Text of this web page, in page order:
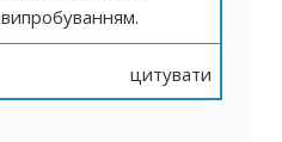
випробуванням.
цитувати